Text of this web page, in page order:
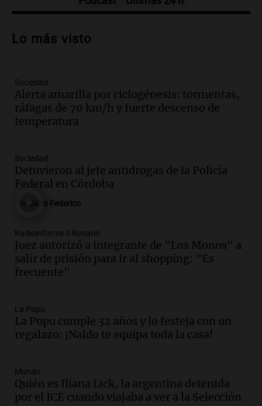
Audio.Preparativos para la feria en La
de apertura
Audio.
lluvias, senadores manifiestan
oposición a ley de tierras
Panorama Federal
Audio.
centro de esquí Penitentes Park tras
siete años de cierre por falta de nieve
Episodios
Audio.Madres en Rosario piden por la
ley Joaquín.
Viva la Radio Rosario
Episodios
de hacienda: “Las tecnologías no
reemplazan el contacto con la gente”
La Argentina, hoy
Audio.
un pozo de 17 metros en Nueva Córdoba
Panorama Federal
Lo más visto
Sociedad
Alerta amarilla por ciclogénesis: tormentas,
ráfagas de 70 km/h y fuerte descenso de
temperatura
Sociedad
Detuvieron al jefe antidrogas de la Policía
Federal en Córdoba
Juan Federico
Radioinforme 3 Rosario
Juez autorizó a integrante de "Los Monos" a
salir de prisión para ir al shopping: "Es
frecuente"
La Popu
La Popu cumple 32 años y lo festeja con un
regalazo: ¡Naldo te equipa toda la casa!
Mundo
Quién es Iliana Lick, la argentina detenida
por el ICE cuando viajaba a ver a la Selección